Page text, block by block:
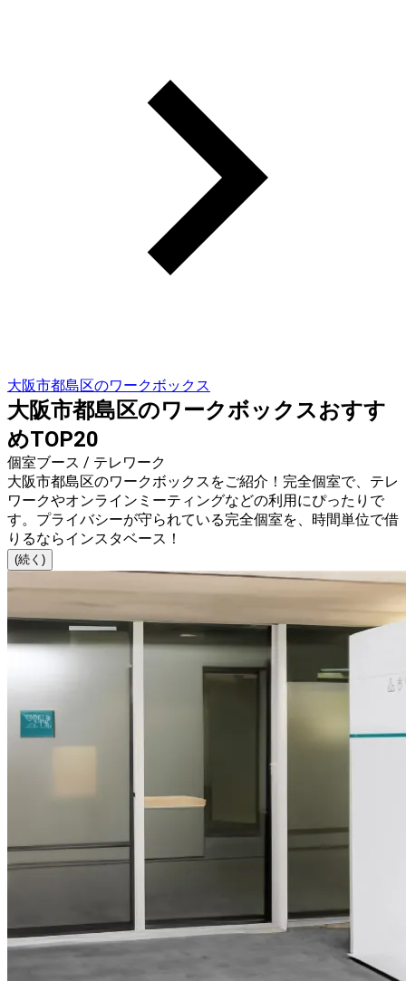
大阪市都島区のワークボックス
大阪市都島区のワークボックスおすす
めTOP20
個室ブース / テレワーク
大阪市都島区のワークボックスをご紹介！完全個室で、テレ
ワークやオンラインミーティングなどの利用にぴったりで
す。プライバシーが守られている完全個室を、時間単位で借
りるならインスタベース！
(続く)